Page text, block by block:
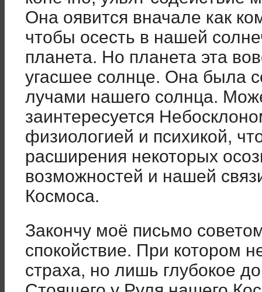
Она оявится вначале как
чтобы осесть в нашей
планета. Но планета эта
угасшее солнце. Она была
лучами нашего солнца.
заинтересуется
физиологией и психикой,
расширения некоторых
возможностей и нашей
Космоса.
Закончу моё письмо
спокойствие. При котором
страха, но лишь глубокое